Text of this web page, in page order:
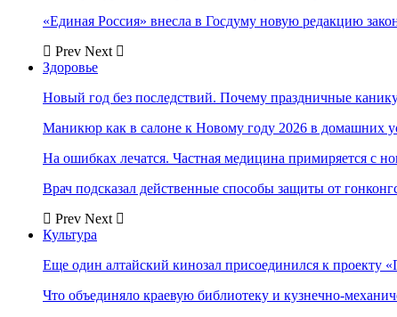
«Единая Россия» внесла в Госдуму новую редакцию
Prev Next
Здоровье
Новый год без последствий. Почему праздничные
Маникюр как в салоне к Новому году 2026 в домашних
На ошибках лечатся. Частная медицина примиряется с
Врач подсказал действенные способы защиты от
Prev Next
Культура
Еще один алтайский кинозал присоединился к проекту
Что объединяло краевую библиотеку и кузнечно-